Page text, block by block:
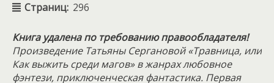
Страниц: 296
Книга удалена по требованию правообладателя!
Произведение Татьяны Сергановой «Травница, или
Как выжить среди магов» в жанрах любовное
фэнтези, приключенческая фантастика. Первая